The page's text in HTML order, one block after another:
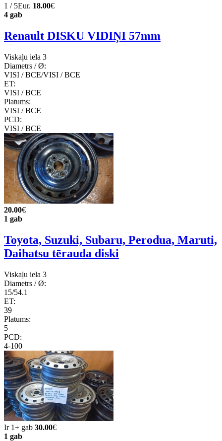
1 / 5Eur. 18.00€
4 gab
Renault DISKU VIDIŅI 57mm
Viskaļu iela 3
Diametrs / Ø:
VISI / ВСЕ/VISI / ВСЕ
ET:
VISI / ВСЕ
Platums:
VISI / ВСЕ
PCD:
VISI / ВСЕ
20.00€
1 gab
Toyota, Suzuki, Subaru, Perodua, Maruti,
Daihatsu tērauda diski
Viskaļu iela 3
Diametrs / Ø:
15/54.1
ET:
39
Platums:
5
PCD:
4-100
Ir 1+ gab 30.00€
1 gab